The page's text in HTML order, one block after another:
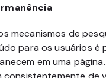
mecanismos de
para os usuários é
em uma